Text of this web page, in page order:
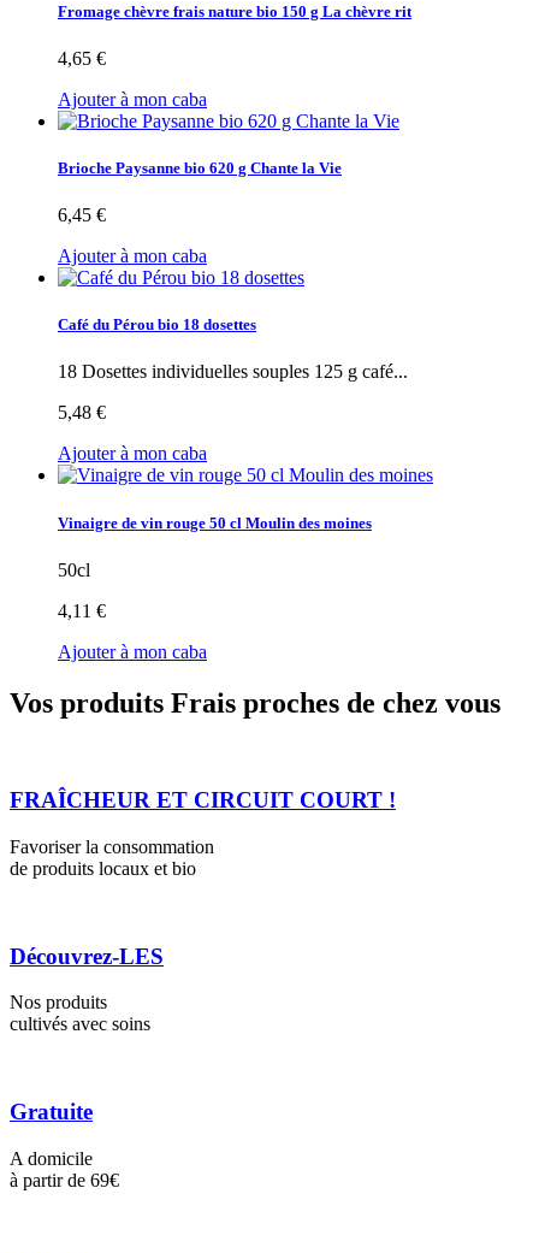
Fromage chèvre frais nature bio 150 g La chèvre rit
4,65 €
Ajouter à mon caba
Brioche Paysanne bio 620 g Chante la Vie
6,45 €
Ajouter à mon caba
Café du Pérou bio 18 dosettes
18 Dosettes individuelles souples 125 g café...
5,48 €
Ajouter à mon caba
Vinaigre de vin rouge 50 cl Moulin des moines
50cl
4,11 €
Ajouter à mon caba
Vos produits Frais proches de chez vous
FRAÎCHEUR ET CIRCUIT COURT !
Favoriser la consommation
de produits locaux et bio
Découvrez-LES
Nos produits
cultivés avec soins
Gratuite
A domicile
à partir de 69€